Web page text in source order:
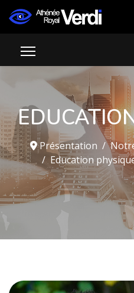
Présentation
Education